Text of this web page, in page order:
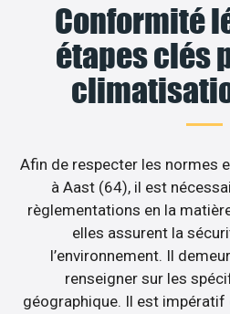
Conformité
étapes clés
Afin de respecter les normes
à Aast (64), il est
règlementations en la
elles assurent la
l’environnement. Il
renseigner sur les
géographique. Il est